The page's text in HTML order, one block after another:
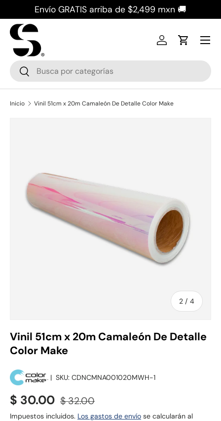
Ir al contenido
Envío GRATIS arriba de $2,499 mxn 🚚
Buscar
Buscar
Iniciar sesión
Carrito
Inicio Vinil 51cm x 20m Camaleón De Detalle Color Make
2 / de
4
Vinil 51cm x 20m Camaleón De Detalle
Color Make
| SKU: CDNCMNA001020MWH-1
Precio de venta
$ 30.00 Precio normal
$ 32.00
Impuestos incluidos. Los gastos de envío se calcularán al